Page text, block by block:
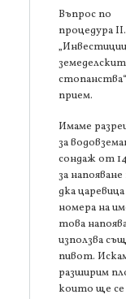
Въпрос по
процедура
прием.
Имаме
за
сондаж от
за
дка
номера на
това
използва
пивот.
разширим
които ще се